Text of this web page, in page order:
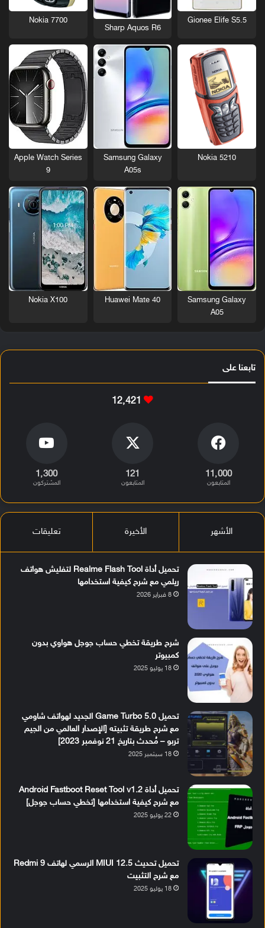
Gionee Elife S5.5
Sharp Aquos R6
Nokia 7700
Nokia 5210
Samsung Galaxy
A05s
Apple Watch Series
9
Samsung Galaxy
A05
Huawei Mate 40
Nokia X100
تابعنا على
12٬421
11٬000
المتابعون
121
المتابعون
1٬300
المشتركون
الأشهر الأخيرة تعليقات
تحميل أداة Realme Flash Tool لتفليش هواتف
ريلمي مع شرح كيفية استخدامها
8 فبراير 2026
شرح طريقة تخطي حساب جوجل هواوي بدون
كمبيوتر
18 يوليو 2025
تحميل Game Turbo 5.0 الجديد لهواتف شاومي
مع شرح طريقة تثبيته [الإصدار العالمي من الجيم
تربو – مُحدث بتاريخ 21 نوفمبر 2023]
18 سبتمبر 2025
تحميل أداة Android Fastboot Reset Tool v1.2
مع شرح كيفية استخدامها [تخطي حساب جوجل]
22 يوليو 2025
تحميل تحديث MIUI 12.5 الرسمي لهاتف Redmi 9
مع شرح التثبيت
18 يوليو 2025